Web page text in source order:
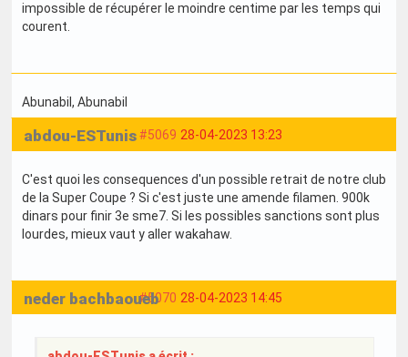
impossible de récupérer le moindre centime par les temps qui
courent.
Abunabil , Abunabil
#5069 28-04-2023 13:23
abdou-ESTunis
C'est quoi les consequences d'un possible retrait de notre club
de la Super Coupe ? Si c'est juste une amende filamen. 900k
dinars pour finir 3e sme7. Si les possibles sanctions sont plus
lourdes, mieux vaut y aller wakahaw.
#5070 28-04-2023 14:45
neder bachbaoueb